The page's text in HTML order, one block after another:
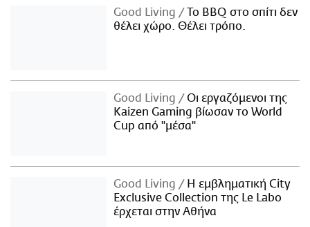
Good Living
Το BBQ στο σπίτι δεν
θέλει χώρο. Θέλει τρόπο.
Good Living
Οι εργαζόμενοι της
Kaizen Gaming βίωσαν το World
Cup από "μέσα"
Good Living
Η εμβληματική City
Exclusive Collection της Le Labo
έρχεται στην Αθήνα